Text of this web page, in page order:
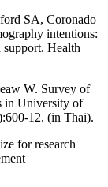
SA, Coronado
intentions:
support. Health
W. Survey of
in University of
12. (in Thai).
for research